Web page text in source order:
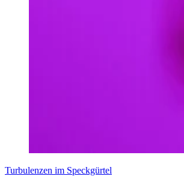
Turbulenzen im Speckgürtel